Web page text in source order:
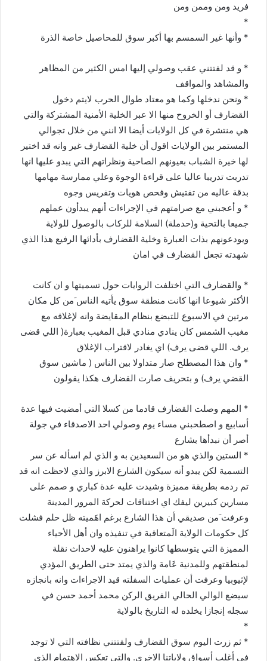
فريد ومن وممن ومن
*
* وأنها غير السمسم بها أكبر سوق للمحاصيل خاصة الذرة
* و قد لفتتني عقب وصولي إليها امس الكثير من المظاهر
والمشاهد والمواقف
* ونحن ندخلها وكما هو معتاد طوال الحرب لايتم دخول
القضارف أو الخروح منها الا عبر الخلية الأمنية المشتركة والتي
هي منتشرة في كل الولايات أيضا الا انني من خلال تجوالي
المستمر بين الولايات اقول أن خلية القضارف غير وانه قد اختير
لها خيرة الشباب بعيونهم الصاحية ونظراتهم التي يبدو عليها انها
تدربت تدريبا عاليا على قراءة الوجوة وعلي ممارسة مهامها
بدقة عاليه من تفتيش وفحص هويات وتفريس وجوه
* و أعجبني مع صرامتهم في الإجراءات أنهم يبدأون عملهم
جميعا بالتحية و(حدملة) السلامة للركاب بالوصول للولاية
ويودعونهم بذات العبارة وخلية القضارف بأدائها الرفيع هذا الذي
شهدته تجعل القضارف في امان
* والقضارف التي اختلفت الروايات حول تسميتها و ان كانت
الأكثر شيوعا انها كانت منطقة سوق يأتيه الناس َمن كل مكان
مرتين في الاسبوع للتبضع بنظام المقايضة وانه لإغلاقه مع
مغيب الشمس كان ينادي منادي قبل المغيب بعبارة( اللي قضى
يرف. اللي قضى يرف) اي يغادر لاقتراب الإغلاق
* وان هذا المصطلح صار متداولا بين الناس ( ماشين سوق
القضي يرف) و بتحريف صارت القضارف هكذا يقولون
* المهم وصلت القضارف قادما من كسلا التي أمضيت فيها عدة
أسابيع و اصطحبني مساء يوم وصولي احد الاصدقاء في جولة
أصر أن نبدأها بشارع
* الستين والذي هو من السعيدين به و الذي لم اسأله عن سر
التسمية لكن يبدو أنه سيكون الشارع الابرز والذي لاحظت انه قد
تم ردمه بطريقة مميزة وشيدت عليه عدة كباري و صمم على
مسارين كبيرين ليفك اي اختناقات لحركة المرور المدينة
وعرفت َمن صديقي أن هذا الشارع برغم اهَميته ظل حلم فشلت
كل حكومات الولاية الَمتعاقبة في تنفيذه وان أهل الأحياء
المميزة التي يتوسطها كانوا يراهنون عليه لاحداث نقلة
لمنطقتهم وللمدنية عَامة والذي يمتد حتى الطريق المؤدي
لإثيوبيا وعرفت أن عمليات السفلته قيد الاجراءات وانه بانجازه
سيضع الوالي الحالي الفريق الركن محمد أحمد حسن في
سجله إنجازا يخلده له التاريخ بالولاية
*
* ثم زرت اليوم سوق القضارف ولفتتني نظافته التي لا توجد
في أغلب أسواق ولاياتنا الاخري. والتي تعكس الاهتمام الذي